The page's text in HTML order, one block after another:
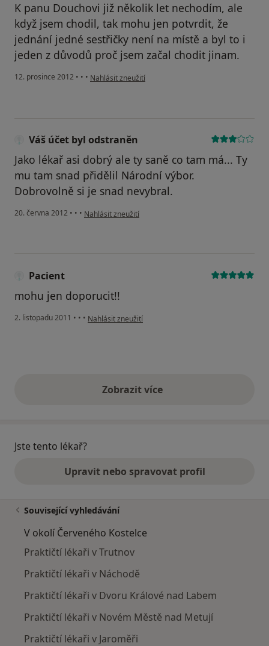
K panu Douchovi již několik let nechodím, ale
když jsem chodil, tak mohu jen potvrdit, že
jednání jedné sestřičky není na místě a byl to i
jeden z důvodů proč jsem začal chodit jinam.
12. prosince 2012 • • • podle názoru uživatele Váš účet byl odstraněn
Nahlásit zneužití
Váš účet byl odstraněn
Jako lékař asi dobrý ale ty saně co tam má... Ty
mu tam snad přidělil Národní výbor.
Dobrovolně si je snad nevybral.
20. června 2012 • • • podle názoru uživatele Váš účet byl odstraněn
Nahlásit zneužití
Pacient
mohu jen doporucit!!
2. listopadu 2011 • • • podle názoru uživatele Pacient
Nahlásit zneužití
Zobrazit vícevýše uvedené názory
Jste tento lékař?
Upravit nebo spravovat profil
Související vyhledávání
V okolí Červeného Kostelce
Praktičtí lékaři v Trutnov
Praktičtí lékaři v Náchodě
Praktičtí lékaři v Dvoru Králové nad Labem
Praktičtí lékaři v Novém Městě nad Metují
Praktičtí lékaři v Jaroměři